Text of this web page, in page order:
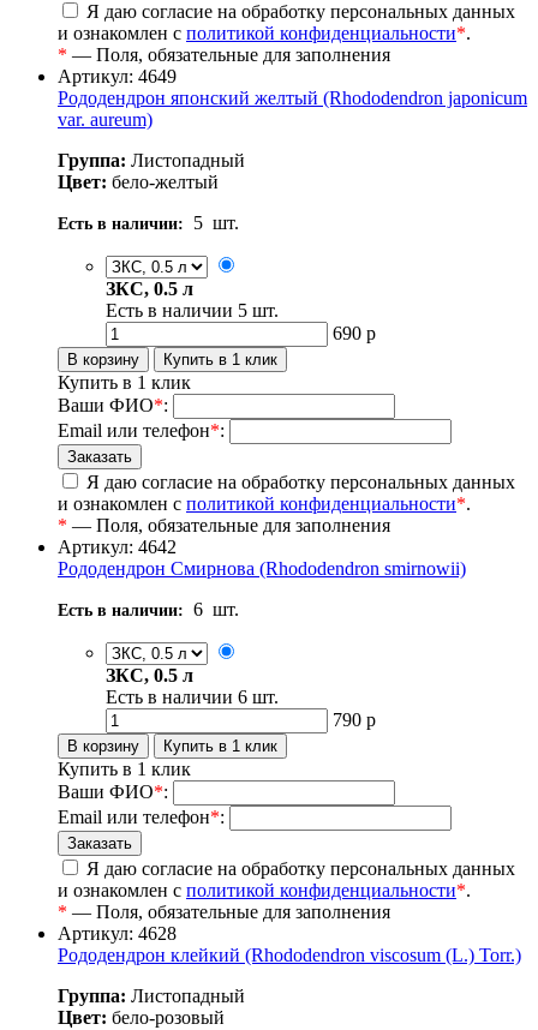
Я даю согласие на обработку персональных данных
и ознакомлен с политикой конфиденциальности*.
* — Поля, обязательные для заполнения
Артикул: 4649
Рододендрон японский желтый (Rhododendron japonicum
var. aureum)
Группа: Листопадный
Цвет: бело-желтый
Есть в наличии: 5 шт.
ЗКС, 0.5 л
Есть в наличии 5 шт.
690 р
Купить в 1 клик
Ваши ФИО*:
Email или телефон*:
Я даю согласие на обработку персональных данных
и ознакомлен с политикой конфиденциальности*.
* — Поля, обязательные для заполнения
Артикул: 4642
Рододендрон Смирнова (Rhododendron smirnowii)
Есть в наличии: 6 шт.
ЗКС, 0.5 л
Есть в наличии 6 шт.
790 р
Купить в 1 клик
Ваши ФИО*:
Email или телефон*:
Я даю согласие на обработку персональных данных
и ознакомлен с политикой конфиденциальности*.
* — Поля, обязательные для заполнения
Артикул: 4628
Рододендрон клейкий (Rhododendron viscosum (L.) Torr.)
Группа: Листопадный
Цвет: бело-розовый